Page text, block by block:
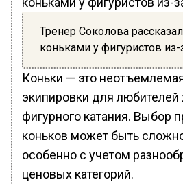
Тренер Соколова
коньками у фигуристов из-
Коньки — это
экипировки для любителей
фигурного катания. Выбор
коньков может быть
особенно с учетом
ценовых категорий.